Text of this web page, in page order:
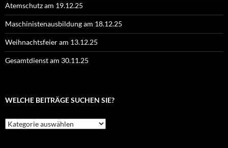
Atemschutz am 19.12.25
Maschinistenausbildung am 18.12.25
Weihnachtsfeier am 13.12.25
Gesamtdienst am 30.11.25
WELCHE BEITRÄGE SUCHEN SIE?
Welche
Beiträge